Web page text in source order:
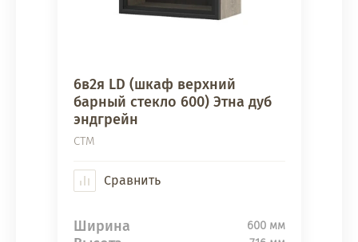
6в2я LD (шкаф верхний
барный стекло 600) Этна дуб
эндгрейн
СТМ
Сравнить
Ширина 600 мм